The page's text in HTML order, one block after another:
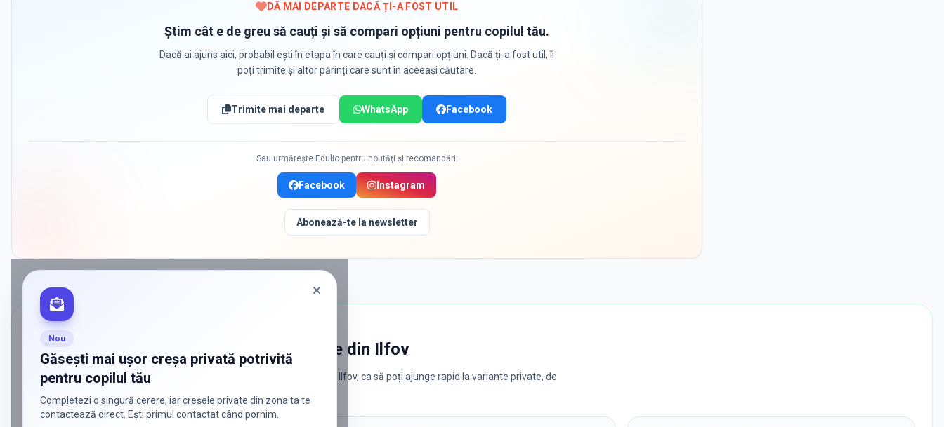
DĂ MAI DEPARTE DACĂ ȚI-A FOST UTIL
Știm cât e de greu să cauți și să compari opțiuni pentru copilul tău.
Dacă ai ajuns aici, probabil ești în etapa în care cauți și compari opțiuni. Dacă ți-a fost util, îl
poți trimite și altor părinți care sunt în aceeași căutare.
Trimite mai departe WhatsApp Facebook
Sau urmărește Edulio pentru noutăți și recomandări:
Facebook Instagram
Abonează-te la newsletter
Nou
Găsești mai ușor creșa privată potrivită
pentru copilul tău
Completezi o singură cerere, iar creșele private din zona ta te
contactează direct. Ești primul contactat când pornim.
CĂUTĂRI POPULARE
Ce caută părinții cel mai des pentru creșe din Ilfov
Am grupat aici cele mai frecvente combinații de filtre pentru creșe din Ilfov, ca să poți ajunge rapid la variante private, de